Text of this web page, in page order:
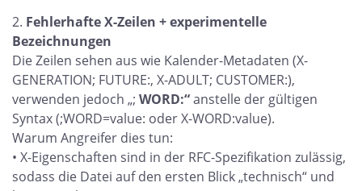
Fehlerhafte X-Zeilen + experimentelle
Bezeichnungen
Die Zeilen sehen aus wie Kalender-Metadaten (X-
GENERATION; FUTURE:, X-ADULT; CUSTOMER:),
verwenden jedoch „; WORD:“anstelle der gültigen
Syntax (;WORD=value: oder X-WORD:value).
Warum Angreifer dies tun:
• X-Eigenschaften sind in der RFC-Spezifikation zulässig,
sodass die Datei auf den ersten Blick „technisch“ und